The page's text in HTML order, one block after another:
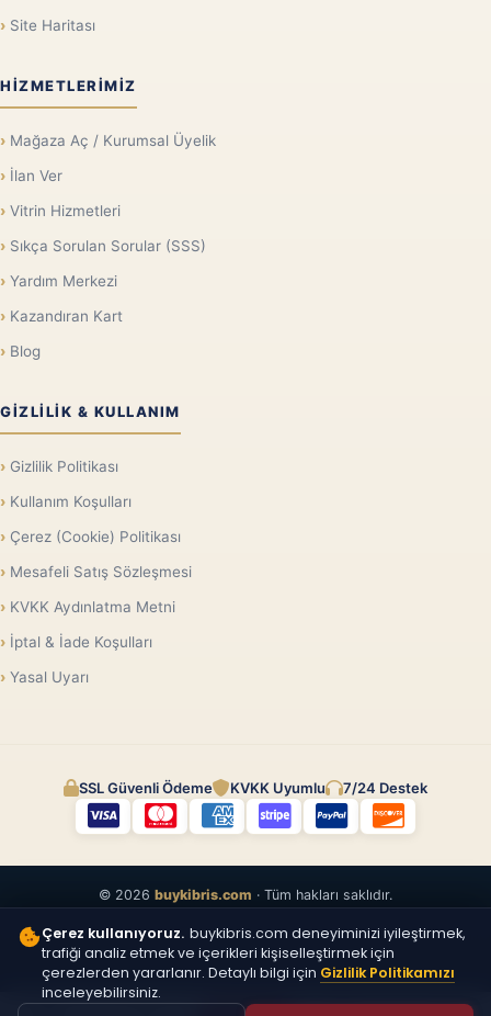
Site Haritası
HIZMETLERIMIZ
Mağaza Aç / Kurumsal Üyelik
İlan Ver
Vitrin Hizmetleri
Sıkça Sorulan Sorular (SSS)
Yardım Merkezi
Kazandıran Kart
Blog
GIZLILIK & KULLANIM
Gizlilik Politikası
Kullanım Koşulları
Çerez (Cookie) Politikası
Mesafeli Satış Sözleşmesi
KVKK Aydınlatma Metni
İptal & İade Koşulları
Yasal Uyarı
SSL Güvenli Ödeme KVKK Uyumlu 7/24 Destek
© 2026 buykibris.com · Tüm hakları saklıdır.
Çerez kullanıyoruz. buykibris.com deneyiminizi iyileştirmek,
trafiği analiz etmek ve içerikleri kişiselleştirmek için
çerezlerden yararlanır. Detaylı bilgi için Gizlilik Politikamızı
inceleyebilirsiniz.